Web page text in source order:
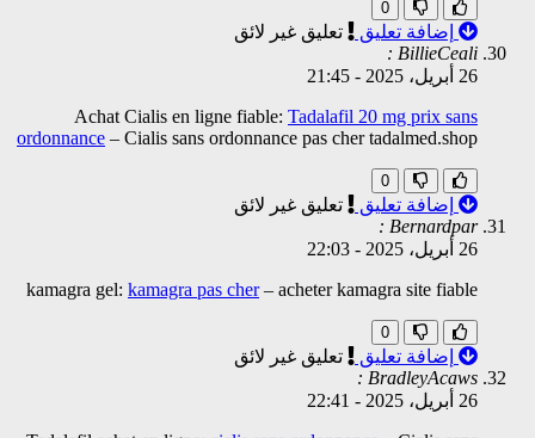
0
إضافة تعليق
تعليق غير لائق
BillieCeali :
26 أبريل، 2025
-
21:45
Achat Cialis en ligne fiable: Tadalafil 20 mg prix sans
ordonnance – Cialis sans ordonnance pas cher tadalmed.shop
0
إضافة تعليق
تعليق غير لائق
Bernardpar :
26 أبريل، 2025
-
22:03
kamagra gel: kamagra pas cher– acheter kamagra site fiable
0
إضافة تعليق
تعليق غير لائق
BradleyAcaws :
26 أبريل، 2025
-
22:41